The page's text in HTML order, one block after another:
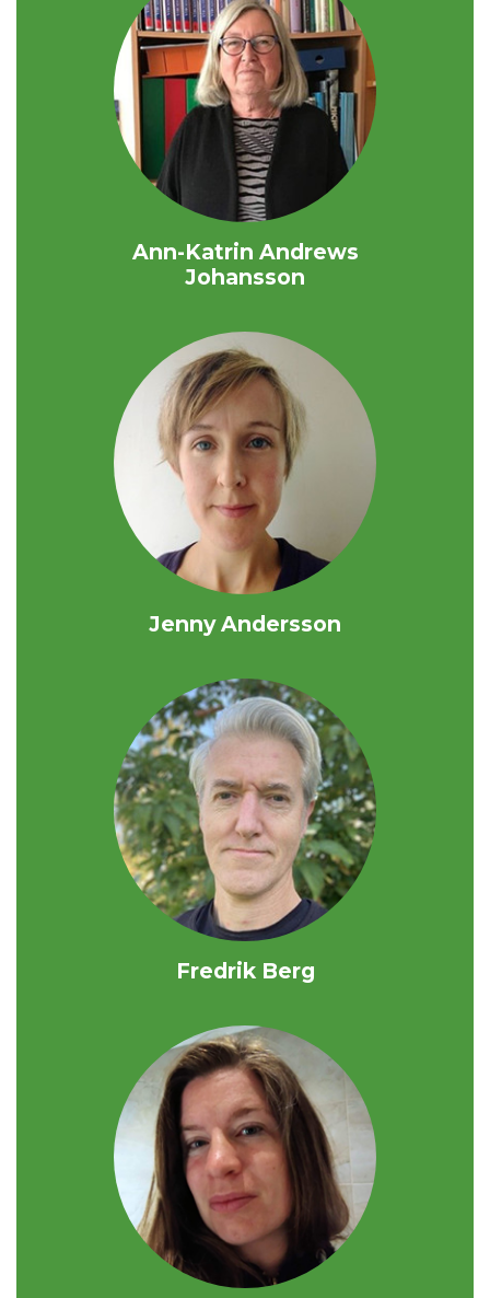
Ann-Katrin Andrews
Johansson
Jenny Andersson
Fredrik Berg